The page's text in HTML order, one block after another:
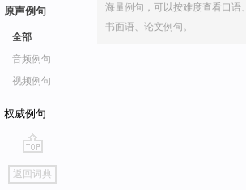
原声例句
全部
音频例句
视频例句
权威例句
go
top
返回词典
海量例句，可以按难度查看口语、
书面语、论文例句。